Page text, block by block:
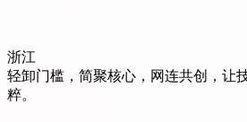
浙江
轻卸门槛，简聚核心，网连共创，让
粹。